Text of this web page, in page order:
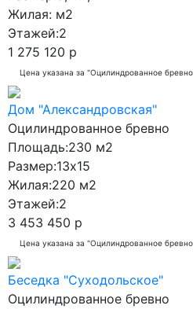
Жилая: м2
Этажей:2
1 275 120 р
Цена указана за "Оцилиндрованное
Дом "Александровская"
Оцилиндрованное бревно
Площадь:230 м2
Размер:13x15
Жилая:220 м2
Этажей:2
3 453 450 р
Цена указана за "Оцилиндрованное
Беседка "Суходольское"
Оцилиндрованное бревно